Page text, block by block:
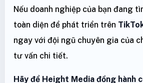
Nếu doanh nghiệp của bạn đang
toàn diện để phát triển trên
ngay với đội ngũ chuyên gia của
tư vấn chi tiết.
Hãy để Height Media đồng hành